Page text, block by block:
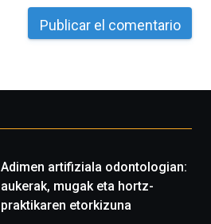
Adimen artifiziala odontologian:
aukerak, mugak eta hortz-
praktikaren etorkizuna